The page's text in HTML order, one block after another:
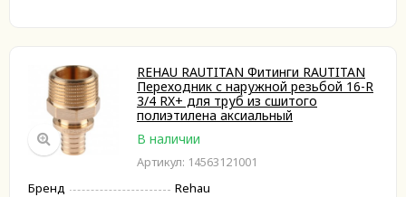
REHAU RAUTITAN Фитинги RAUTITAN
Переходник с наружной резьбой 16-R
3/4 RX+ для труб из сшитого
полиэтилена аксиальный
В наличии
Артикул: 14563121001
Бренд Rehau